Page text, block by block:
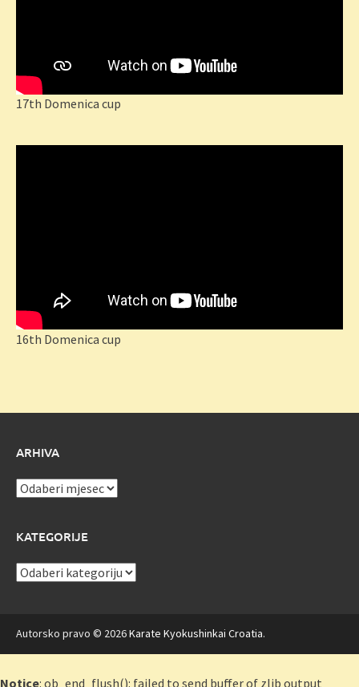
17th Domenica cup
16th Domenica cup
ARHIVA
Arhiva
KATEGORIJE
Kategorije
Autorsko pravo © 2026Karate Kyokushinkai Croatia.
Notice: ob_end_flush(): failed to send buffer of zlib output